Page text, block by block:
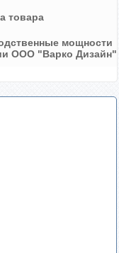
товара
мощности
ООО "Варко Дизайн"